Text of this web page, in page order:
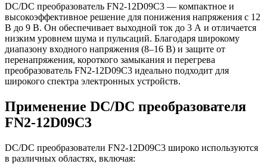
DC/DC преобразователь FN2-12D09C3 — компактное и
высокоэффективное решение для понижения напряжения с 12
В до 9 В. Он обеспечивает выходной ток до 3 А и отличается
низким уровнем шума и пульсаций. Благодаря широкому
диапазону входного напряжения (8–16 В) и защите от
перенапряжения, короткого замыкания и перегрева
преобразователь FN2-12D09C3 идеально подходит для
широкого спектра электронных устройств.
Применение DC/DC преобразователя
FN2-12D09C3
DC/DC преобразователи FN2-12D09C3 широко используются
в различных областях, включая: